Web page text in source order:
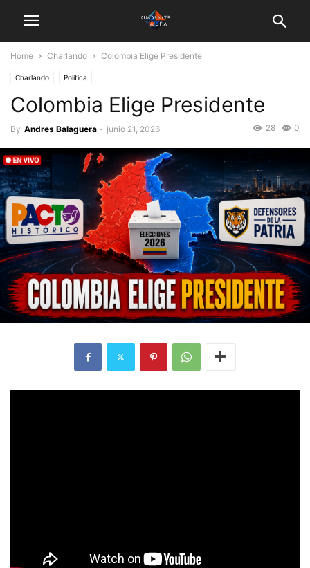
Home Charlando Colombia Elige Presidente
Charlando Política
Colombia Elige Presidente
By Andres Balaguera - junio 21, 2026 0
28